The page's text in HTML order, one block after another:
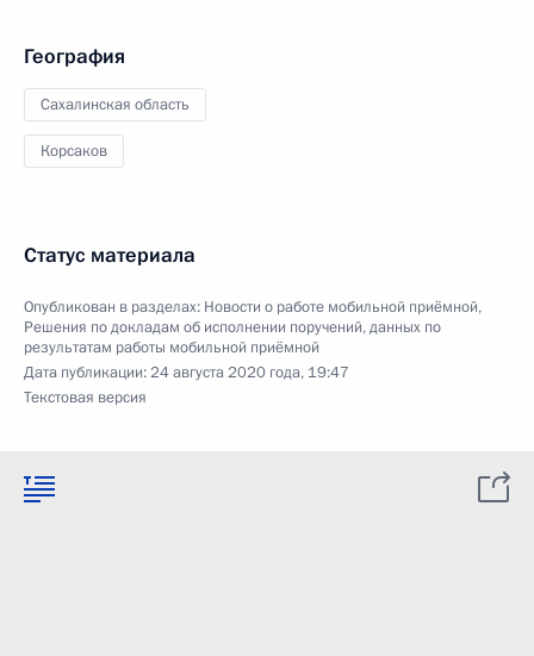
География
Сахалинская область
Корсаков
Статус материала
Опубликован в разделах: Новости о работе мобильной приёмной,
Решения по докладам об исполнении поручений, данных по
результатам работы мобильной приёмной
Дата публикации:24 августа 2020 года, 19:47
Текстовая версия